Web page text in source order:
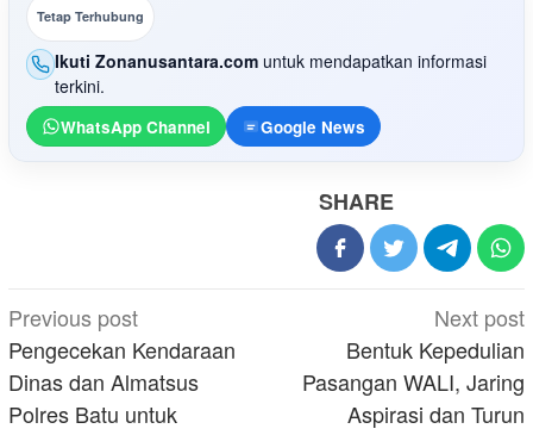
Tetap Terhubung
Ikuti Zonanusantara.com untuk mendapatkan informasi
terkini.
WhatsApp Channel Google News
SHARE
Post
navigation
Previous post
Pengecekan Kendaraan
Dinas dan Almatsus
Polres Batu untuk
Next post
Bentuk Kepedulian
Pasangan WALI, Jaring
Aspirasi dan Turun